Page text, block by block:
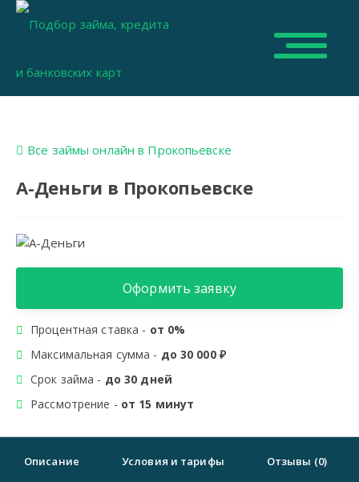
Все займы онлайн в Прокопьевске
А-Деньги в Прокопьевске
Оформить заявку
Процентная ставка - от 0%
Максимальная сумма - до 30 000 ₽
Срок займа - до 30 дней
Рассмотрение - от 15 минут
Описание Условия и тарифы Отзывы (0)